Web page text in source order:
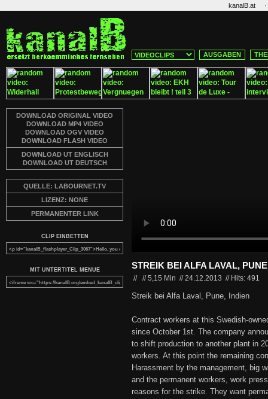
kanalB.at ·
AUSGABEN
DOWNLOAD ORIGINAL VIDEO
DOWNLOAD MP4 VIDEO
DOWNLOAD OGV VIDEO
DOWNLOAD FLASH VIDEO
DOWNLOAD UT ENGLISCH
DOWNLOAD UT DEUTSCH
QUELLE: LABOURNET.TV
LIZENZ: NONE
PERMANENTER LINK
CLIP EINBETTEN
MIT UNTERTITEL MENUE STREIK BEI ALFA LAVAL,
// //5,15 Min //24.12.2013 // Hits: 491
Streik bei Alfa Laval, Pune, Indien
Contract workers at this Swedish-
since October 1st. The company
to shift production to another plant in
workers. At this point the remaining
Harassment by the management, big
and the permanent workers, work
reasons for the strike. They want